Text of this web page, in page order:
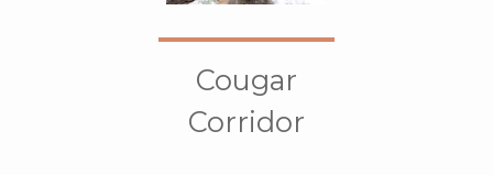
Cougar
Corridor